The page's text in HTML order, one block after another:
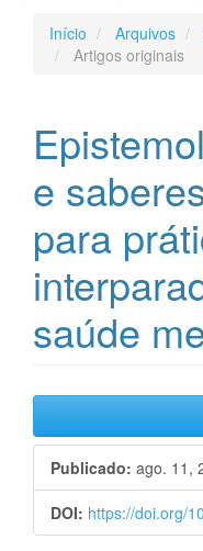
Início Arquivos
Artigos originais
e
para
saúde
Barra
lateral
de
artigos
Publicado: ago. 11,
DOI: https://doi.org/